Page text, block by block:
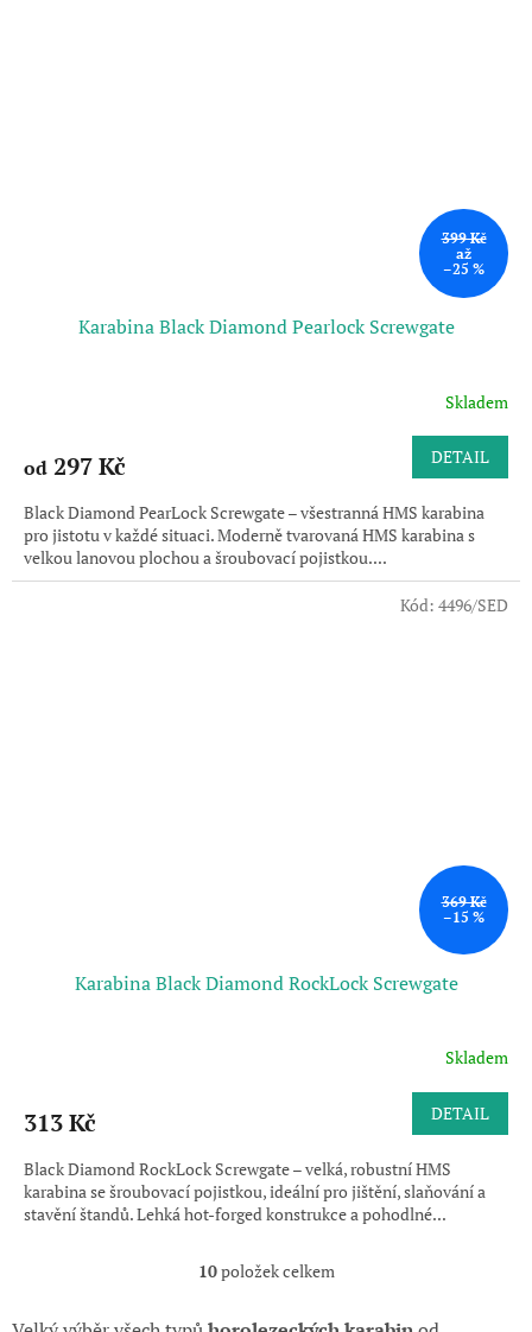
399 Kč
až
–25 %
Karabina Black Diamond Pearlock Screwgate
Skladem
od 297 Kč DETAIL
Black Diamond PearLock Screwgate – všestranná HMS karabina
pro jistotu v každé situaci. Moderně tvarovaná HMS karabina s
velkou lanovou plochou a šroubovací pojistkou....
369 Kč
–15 %
Karabina Black Diamond RockLock Screwgate
je
z
5
hvězdiček.
Skladem
313 Kč DETAIL
Black Diamond RockLock Screwgate – velká, robustní HMS
karabina se šroubovací pojistkou, ideální pro jištění, slaňování a
stavění štandů. Lehká hot-forged konstrukce a pohodlné...
Kód: 4496/SED
O
l
10položek celkem